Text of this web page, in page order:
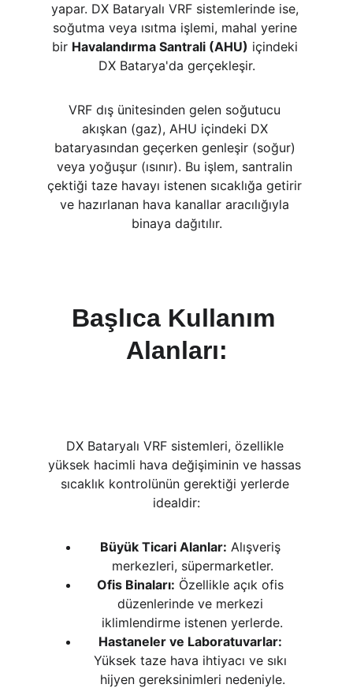
yapar. DX Bataryalı VRF sistemlerinde ise,
soğutma veya ısıtma işlemi, mahal yerine
bir Havalandırma Santrali (AHU) içindeki
DX Batarya'da gerçekleşir.
VRF dış ünitesinden gelen soğutucu
akışkan (gaz), AHU içindeki DX
bataryasından geçerken genleşir (soğur)
veya yoğuşur (ısınır). Bu işlem, santralin
çektiği taze havayı istenen sıcaklığa getirir
ve hazırlanan hava kanallar aracılığıyla
binaya dağıtılır.
Başlıca Kullanım
Alanları:
DX Bataryalı VRF sistemleri, özellikle
yüksek hacimli hava değişiminin ve hassas
sıcaklık kontrolünün gerektiği yerlerde
idealdir:
Büyük Ticari Alanlar: Alışveriş
merkezleri, süpermarketler.
Ofis Binaları: Özellikle açık ofis
düzenlerinde ve merkezi
iklimlendirme istenen yerlerde.
Hastaneler ve Laboratuvarlar:
Yüksek taze hava ihtiyacı ve sıkı
hijyen gereksinimleri nedeniyle.